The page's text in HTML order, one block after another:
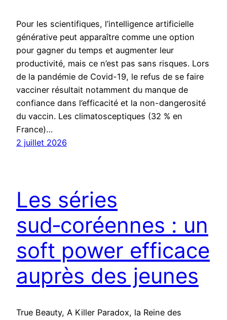
Pour les scientifiques, l’intelligence artificielle
générative peut apparaître comme une option
pour gagner du temps et augmenter leur
productivité, mais ce n’est pas sans risques. Lors
de la pandémie de Covid-19, le refus de se faire
vacciner résultait notamment du manque de
confiance dans l’efficacité et la non-dangerosité
du vaccin. Les climatosceptiques (32 % en
France)…
2 juillet 2026
Les séries
sud‑coréennes : un
soft power efficace
auprès des jeunes
True Beauty, A Killer Paradox, la Reine des